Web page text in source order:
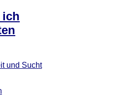
ich
und Sucht